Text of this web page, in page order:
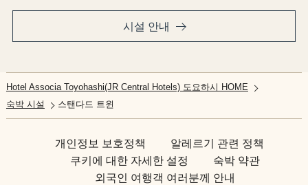
시설 안내
Hotel Associa Toyohashi(JR Central Hotels) 도요하시 HOME
숙박 시설
스탠다드 트윈
개인정보 보호정책
알레르기 관련 정책
쿠키에 대한 자세한 설정
숙박 약관
외국인 여행객 여러분께 안내